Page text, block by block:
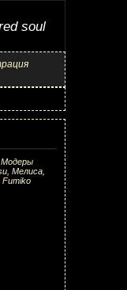
soul
Модеры
Мелиса,
Fumiko